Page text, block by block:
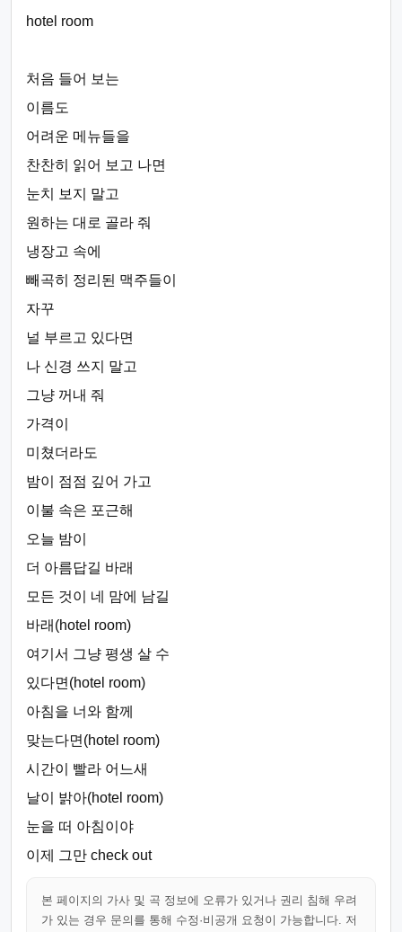
hotel room
처음 들어 보는
이름도
어려운 메뉴들을
찬찬히 읽어 보고 나면
눈치 보지 말고
원하는 대로 골라 줘
냉장고 속에
빼곡히 정리된 맥주들이
자꾸
널 부르고 있다면
나 신경 쓰지 말고
그냥 꺼내 줘
가격이
미쳤더라도
밤이 점점 깊어 가고
이불 속은 포근해
오늘 밤이
더 아름답길 바래
모든 것이 네 맘에 남길
바래(hotel room)
여기서 그냥 평생 살 수
있다면(hotel room)
아침을 너와 함께
맞는다면(hotel room)
시간이 빨라 어느새
날이 밝아(hotel room)
눈을 떠 아침이야
이제 그만 check out
본 페이지의 가사 및 곡 정보에 오류가 있거나 권리 침해 우려
가 있는 경우 문의를 통해 수정·비공개 요청이 가능합니다. 저